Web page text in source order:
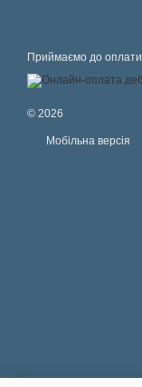
Приймаємо до оплати
© 2026
Мобільна версія